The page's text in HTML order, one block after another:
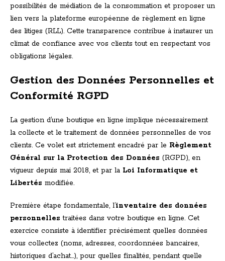
possibilités de médiation de la consommation et proposer un
lien vers la plateforme européenne de règlement en ligne
des litiges (RLL). Cette transparence contribue à instaurer un
climat de confiance avec vos clients tout en respectant vos
obligations légales.
Gestion des Données Personnelles et
Conformité RGPD
La gestion d’une boutique en ligne implique nécessairement
la collecte et le traitement de données personnelles de vos
clients. Ce volet est strictement encadré par le Règlement
Général sur la Protection des Données (RGPD), en
vigueur depuis mai 2018, et par la Loi Informatique et
Libertés modifiée.
Première étape fondamentale, l’inventaire des données
personnelles traitées dans votre boutique en ligne. Cet
exercice consiste à identifier précisément quelles données
vous collectez (noms, adresses, coordonnées bancaires,
historiques d’achat…), pour quelles finalités, pendant quelle